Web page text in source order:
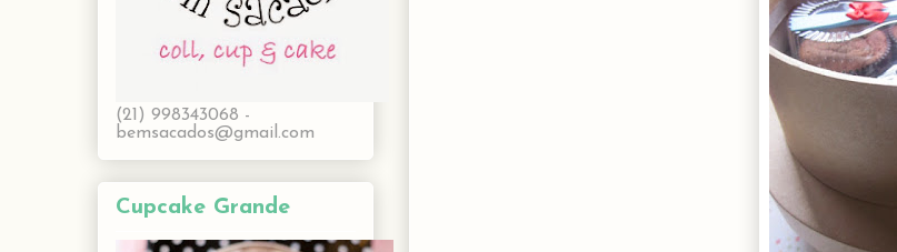
(21) 998343068 -
bemsacados@gmail.com
Cupcake Grande